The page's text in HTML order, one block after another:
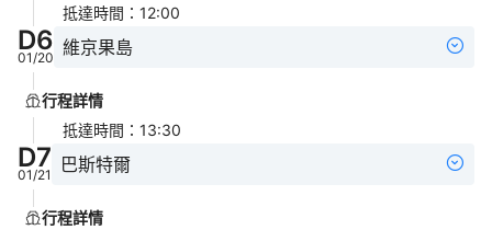
抵達時間 ： 12:00
D6
01/20 維京果島
行程詳情
抵達時間 ： 13:30
D7
01/21 巴斯特爾
行程詳情